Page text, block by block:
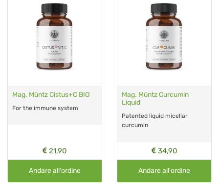
Mag. Müntz Cistus+C BIO
For the immune system
21,90
Andare all'ordine
Mag. Müntz Curcumin
Liquid
Patented liquid micellar
curcumin
34,90
Andare all'ordine